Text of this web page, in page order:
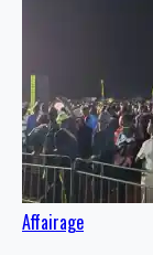
Affairage